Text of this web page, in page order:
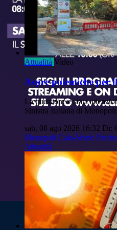
Attualità Video
Aspre polemiche per
La questione è stata
Sinistra Italiana di Monopoli.
sab, 08 ago 2026 16:32 Di:
Monopoli Cala-Verde
Attualità